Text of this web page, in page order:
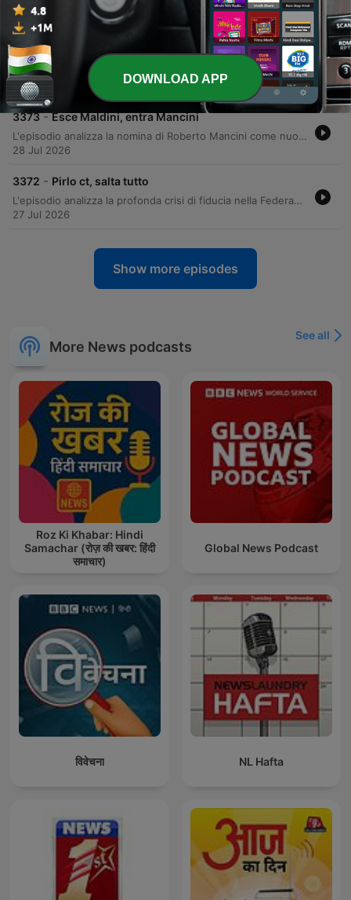
Un dibattito approfondito sulla gestione della Nazionale italiana, analizzando il rapporto tra Mancini e la federazione, le criticità comunicative e il confronto tecnico con figure come Conte e Pirlo. La discussione esplora inoltre la necessità di bilanciare i risultati immediati con lo sviluppo dei settori giovanili e le difficoltà economiche dei club italiani. L'episodio si sposta poi su temi di calciomercato e motorsport, esaminando le novità tecniche della Ferrari e le incertezze logistiche riguardanti la possibile corsa della Formula 1 a Imola nel periodo natalizio.
30 Jul 2026
3374 - Errori e opportunità
L'episodio analizza le recenti polemiche legate alla gestione della Federazione Calcio, con particolare attenzione alle critiche verso le nomine di Roberto Mancini e il mancato rinnovo di Andrea Pirlo, spesso accusate di logiche di 'amichettismo'. La discussione affronta inoltre il fallimento dei progetti di rinnovamento legati a Maldini e Leonardo e le tensioni nella politica sportiva italiana sotto la guida di Malagò. Il dibattito si sposta poi sulle dinamiche di mercato del Milan, identificando la situazione contrattuale di Leao come un ostacolo fondamentale per lo sviluppo delle operazioni di mercato del club. La puntata si conclude con una riflessione sull'immobilità strutturale del calcio italiano.
29 Jul 2026
3373 - Esce Maldini, entra Mancini
L'episodio analizza la nomina di Roberto Mancini come nuovo commissario tecnico della nazionale italiana, esaminando le tensioni politiche all'interno della Federcalcio e il ruolo dei vertici come Malagò, Maldini e Leonardo. Il dibattito affronta le criticità strutturali del calcio italiano, dal problema degli elegibili alla gestione delle dimissioni e delle candidature controverse. La discussione si estende poi alle implicazioni della gestione federale e alle difficoltà di altri sport come il ciclismo, concludendosi con una riflessione sul declino delle risorse e sulle prospettive future per lo sport nazionale.
28 Jul 2026
3372 - Pirlo ct, salta tutto
L'episodio analizza la profonda crisi di fiducia nella Federazione Calcio Italiana, esaminando il conflitto tra le strategie della presidenza Malagò e i progetti di figure come Maldini e Leonardo. Viene discussa l'incertezza sulla guida della Nazionale, valutando profili quali Mancini, Pirlo e Conte in un contesto di tensioni tra interessi commerciali e ruolo istituzionale. Il dibattito si estende alla gestione del Napoli sotto De Laurentiis e alle prospettive di mercato con l'ipotesi Allegri. Infine, l'attenzione si sposta sulla Formula 1, analizzando le prestazioni della McLaren e le sfide tecniche e gerarchiche all'interno della Ferrari in seguito al Gran Premio d'Ungheria.
27 Jul 2026
Show more episodes
More News podcasts
See all
Roz Ki Khabar: Hindi
Samachar (रोज़ की खबर: हिंदी
समाचार)
Global News Podcast
विवेचना NL Hafta
DOWNLOAD APP